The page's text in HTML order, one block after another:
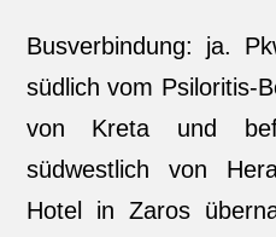
Busverbindung: ja.
südlich vom Psiloritis-
von Kreta und
südwestlich von
Hotel in Zaros